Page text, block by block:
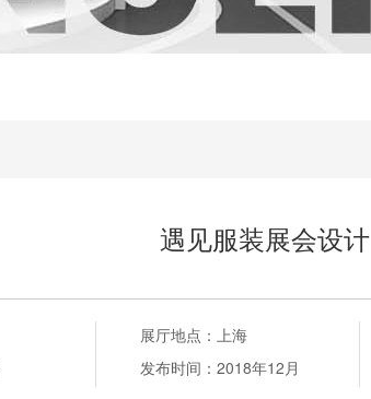
遇见服装展会设计
展厅地点： 上海
发布时间： 2018年12月